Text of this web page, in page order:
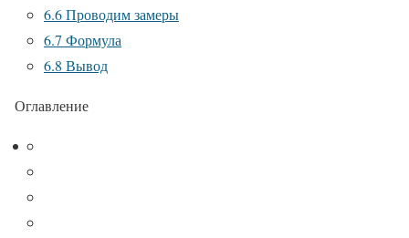
6.6Проводим замеры
6.7 Формула
6.8 Вывод
Оглавление